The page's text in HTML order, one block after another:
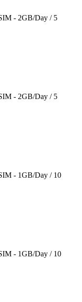
- 2GB/Day / 5
- 2GB/Day / 5
- 1GB/Day / 10
- 1GB/Day / 10